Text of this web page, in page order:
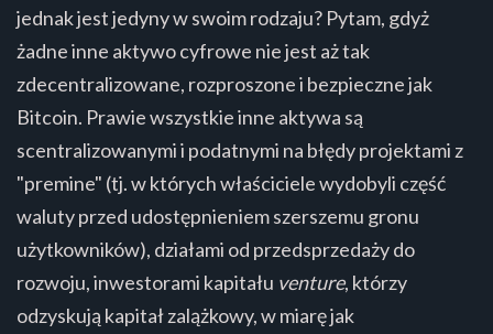
jednak jest jedyny w swoim rodzaju? Pytam, gdyż
żadne inne aktywo cyfrowe nie jest aż tak
zdecentralizowane, rozproszone i bezpieczne jak
Bitcoin. Prawie wszystkie inne aktywa są
scentralizowanymi i podatnymi na błędy projektami z
"premine" (tj. w których właściciele wydobyli część
waluty przed udostępnieniem szerszemu gronu
użytkowników), działami od przedsprzedaży do
rozwoju, inwestorami kapitału venture, którzy
odzyskują kapitał zalążkowy, w miarę jak